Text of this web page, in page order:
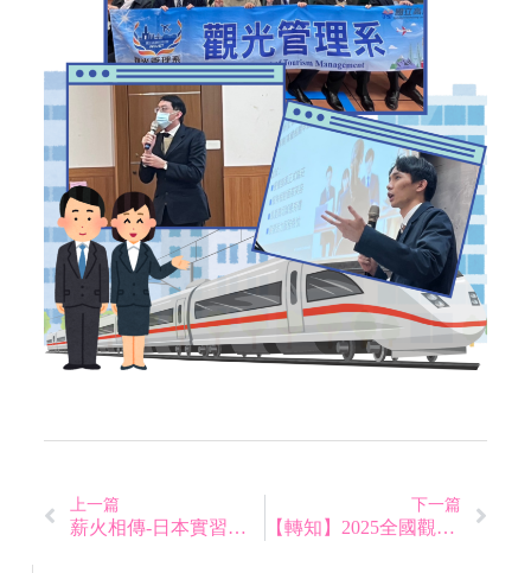
上一篇
薪火相傳-日本實習說明會
下一篇
【轉知】2025全國觀光旅遊行銷企劃案競賽